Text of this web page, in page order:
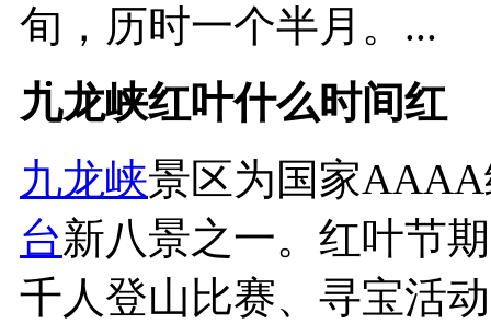
旬，历时一个半月。...
九龙峡红叶什么时间红
九龙峡景区为国家
台新八景之一。红叶节
千人登山比赛、寻宝活